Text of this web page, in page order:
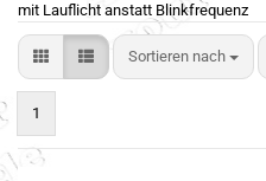
mit Lauflicht anstatt Blinkfrequenz
Sortieren nach
1